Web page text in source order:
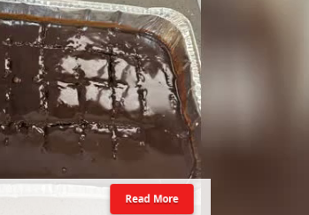
Read More